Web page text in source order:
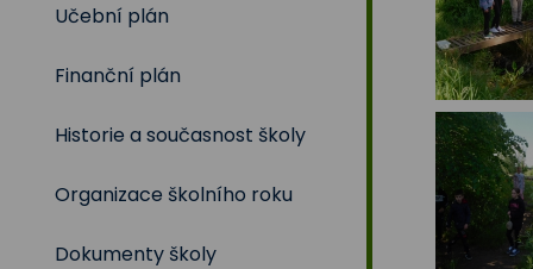
2023/2024
2022/2023
2021/2022
2020/2021
2019/2020
Volby 2020
Volby 2023
Učební plán
Finanční plán
Historie a současnost školy
Organizace školního roku
Dokumenty školy